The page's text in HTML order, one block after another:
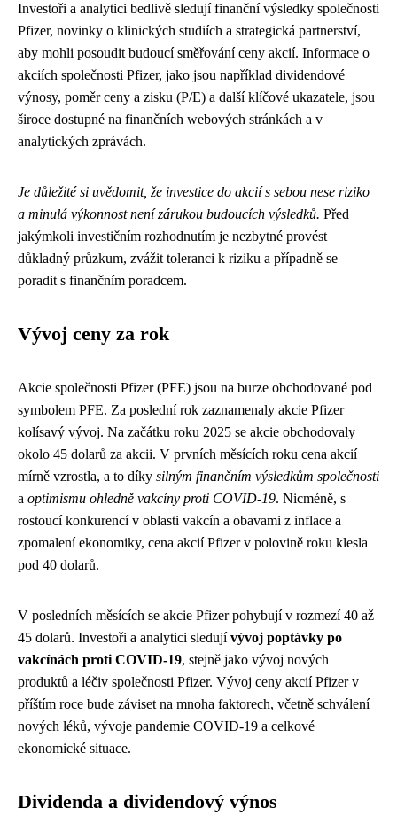
Investoři a analytici bedlivě sledují finanční výsledky společnosti
Pfizer, novinky o klinických studiích a strategická partnerství,
aby mohli posoudit budoucí směřování ceny akcií. Informace o
akciích společnosti Pfizer, jako jsou například dividendové
výnosy, poměr ceny a zisku (P/E) a další klíčové ukazatele, jsou
široce dostupné na finančních webových stránkách a v
analytických zprávách.
Je důležité si uvědomit, že investice do akcií s sebou nese riziko
a minulá výkonnost není zárukou budoucích výsledků. Před
jakýmkoli investičním rozhodnutím je nezbytné provést
důkladný průzkum, zvážit toleranci k riziku a případně se
poradit s finančním poradcem.
Vývoj ceny za rok
Akcie společnosti Pfizer (PFE) jsou na burze obchodované pod
symbolem PFE. Za poslední rok zaznamenaly akcie Pfizer
kolísavý vývoj. Na začátku roku 2025 se akcie obchodovaly
okolo 45 dolarů za akcii. V prvních měsících roku cena akcií
mírně vzrostla, a to díky silným finančním výsledkům společnosti
a optimismu ohledně vakcíny proti COVID-19. Nicméně, s
rostoucí konkurencí v oblasti vakcín a obavami z inflace a
zpomalení ekonomiky, cena akcií Pfizer v polovině roku klesla
pod 40 dolarů.
V posledních měsících se akcie Pfizer pohybují v rozmezí 40 až
45 dolarů. Investoři a analytici sledujívývoj poptávky po
vakcínách proti COVID-19, stejně jako vývoj nových
produktů a léčiv společnosti Pfizer. Vývoj ceny akcií Pfizer v
příštím roce bude záviset na mnoha faktorech, včetně schválení
nových léků, vývoje pandemie COVID-19 a celkové
ekonomické situace.
Dividenda a dividendový výnos